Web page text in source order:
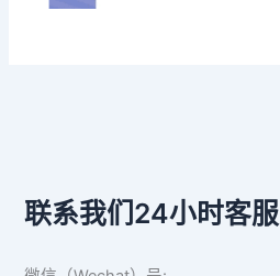
联系我们24小时客服